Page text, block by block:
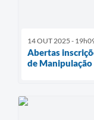
14 OUT 2025 -
Abertas
de